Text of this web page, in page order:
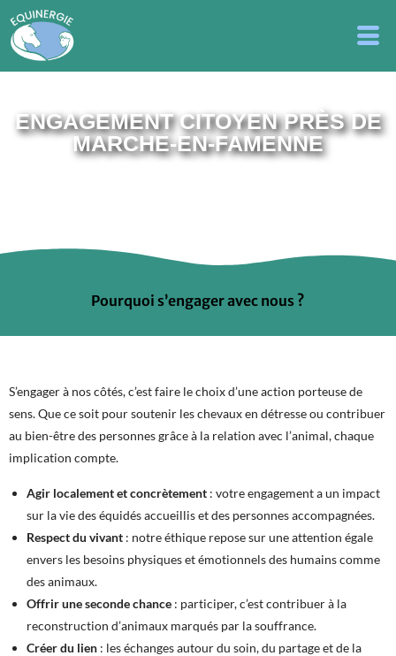
ENGAGEMENT CITOYEN PRÈS DE
MARCHE-EN-FAMENNE
Pourquoi s’engager avec nous ?
S’engager à nos côtés, c’est faire le choix d’une action porteuse de
sens. Que ce soit pour soutenir les chevaux en détresse ou contribuer
au bien-être des personnes grâce à la relation avec l’animal, chaque
implication compte.
Agir localement et concrètement : votre engagement a un impact
sur la vie des équidés accueillis et des personnes accompagnées.
Respect du vivant : notre éthique repose sur une attention égale
envers les besoins physiques et émotionnels des humains comme
des animaux.
Offrir une seconde chance : participer, c’est contribuer à la
reconstruction d’animaux marqués par la souffrance.
Créer du lien : les échanges autour du soin, du partage et de la